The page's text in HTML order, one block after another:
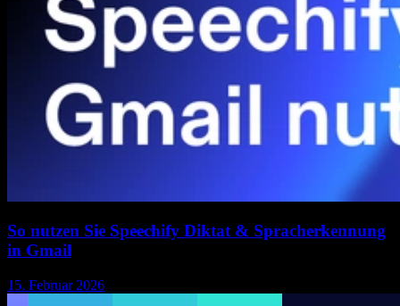
So nutzen Sie Speechify Diktat & Spracherkennung
in Gmail
15. Februar 2026